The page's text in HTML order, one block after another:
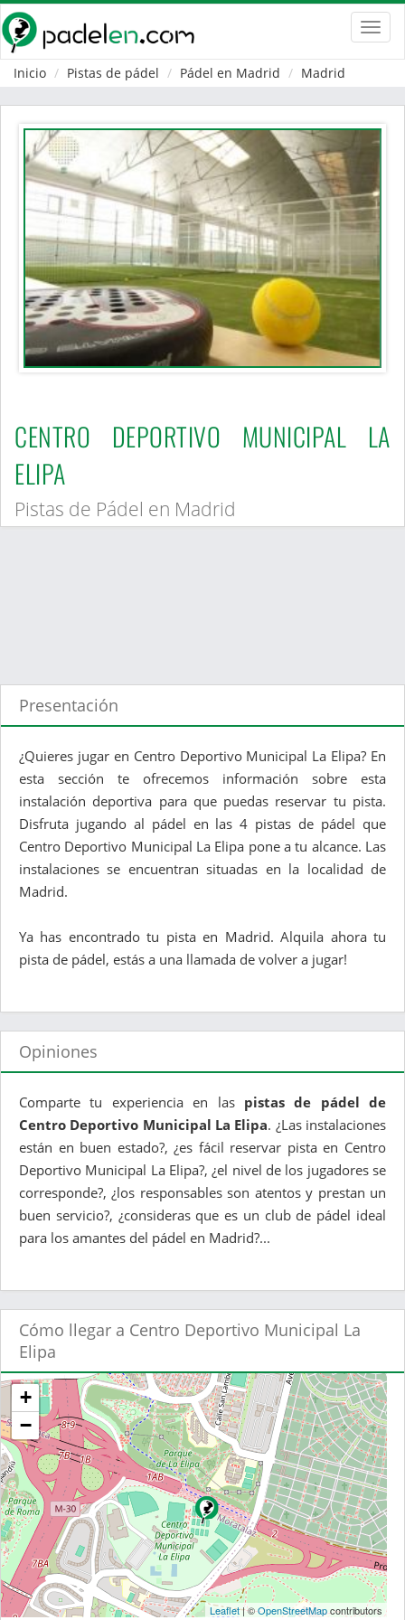
Inicio
Pistas de pádel Pádel en Madrid Madrid
CENTRO DEPORTIVO MUNICIPAL LA
ELIPA
Pistas de Pádel en Madrid
Presentación
¿Quieres jugar en Centro Deportivo Municipal La Elipa? En
esta sección te ofrecemos información sobre esta
instalación deportiva para que puedas reservar tu pista.
Disfruta jugando al pádel en las 4 pistas de pádel que
Centro Deportivo Municipal La Elipa pone a tu alcance. Las
instalaciones se encuentran situadas en la localidad de
Madrid.
Ya has encontrado tu pista en Madrid. Alquila ahora tu
pista de pádel, estás a una llamada de volver a jugar!
Opiniones
Comparte tu experiencia en las pistas de pádel de
Centro Deportivo Municipal La Elipa. ¿Las instalaciones
están en buen estado?, ¿es fácil reservar pista en Centro
Deportivo Municipal La Elipa?, ¿el nivel de los jugadores se
corresponde?, ¿los responsables son atentos y prestan un
buen servicio?, ¿consideras que es un club de pádel ideal
para los amantes del pádel en Madrid?...
Cómo llegar a Centro Deportivo Municipal La
Elipa
+
−
Leaflet| ©OpenStreetMapcontributors